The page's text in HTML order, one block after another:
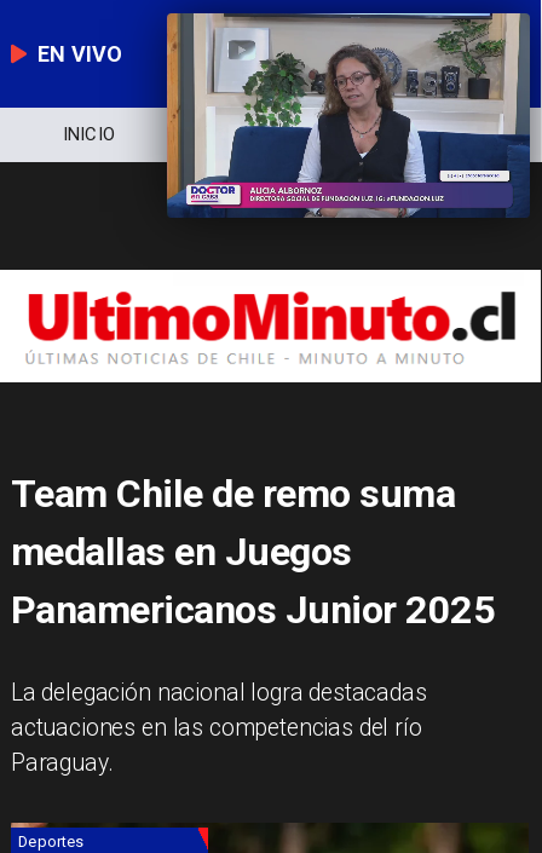
EN VIVO
INICIO NOTICIERO POLÍTICA
Team Chile de remo suma
medallas en Juegos
Panamericanos Junior 2025
La delegación nacional logra destacadas
actuaciones en las competencias del río
Paraguay.
Deportes